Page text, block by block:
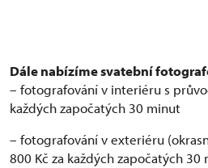
Dále nabízíme svatební
– fotografování v interiéru s
každých započatých 30 minut
– fotografování v exteriéru
800 Kč za každých započatých 30